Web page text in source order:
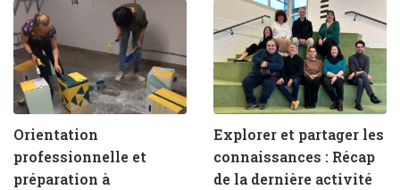
Orientation
professionnelle et
préparation à
Explorer et partager les
connaissances : Récap
de la dernière activité